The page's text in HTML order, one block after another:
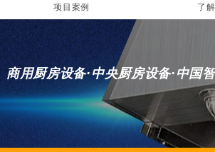
一站式商用厨房设备、中央厨房设备解
项目案例 了
商用厨房设备·中央厨房设备·中国